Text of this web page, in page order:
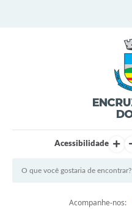
Acessibilidade
Acompanhe-nos: